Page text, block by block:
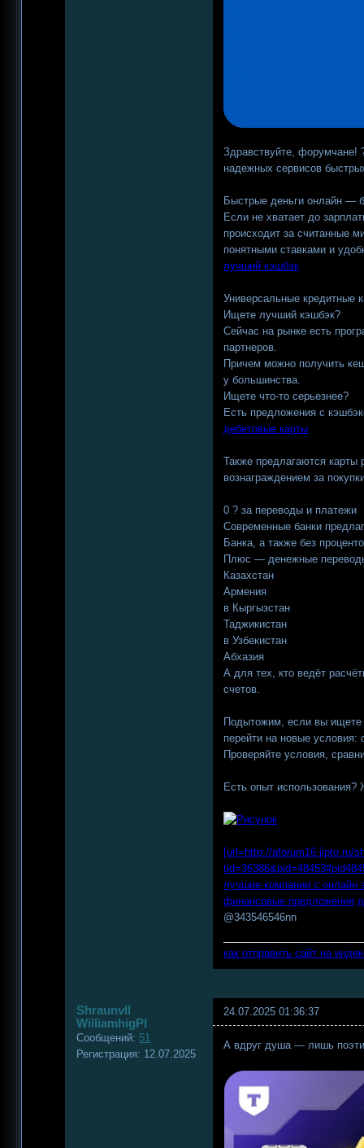
Здравствуйте, форумчане!
надежных сервисов
Быстрые деньги онлайн —
Если не хватает до
происходит за считанные
понятными ставками и
лучший кэшбэк
Универсальные кредитные
Ищете лучший кэшбэк?
Сейчас на рынке есть
партнеров.
Причем можно получить
у большинства.
Ищете что-то серьезнее?
Есть предложения с
дебетовые карты
Также предлагаются
вознаграждением за
0 ? за переводы и платежи
Современные банки
Банка, а также без
Плюс — денежные
Казахстан
Армения
в Кыргызстан
Таджикистан
в Узбекистан
Абхазия
А для тех, кто ведёт
счетов.
Подытожим, если вы
перейти на новые условия:
Проверяйте условия,
Есть опыт
[url=http://aforum16.jipto.ru/
лучшие компании с онлайн
финансовые предложения
@343546546nn
как отправить сайт на
Shraunvll
WilliamhigPI
Сообщений: 51
Регистрация: 12.07.2025
24.07.2025 01:36:37
А вдруг душа — лишь